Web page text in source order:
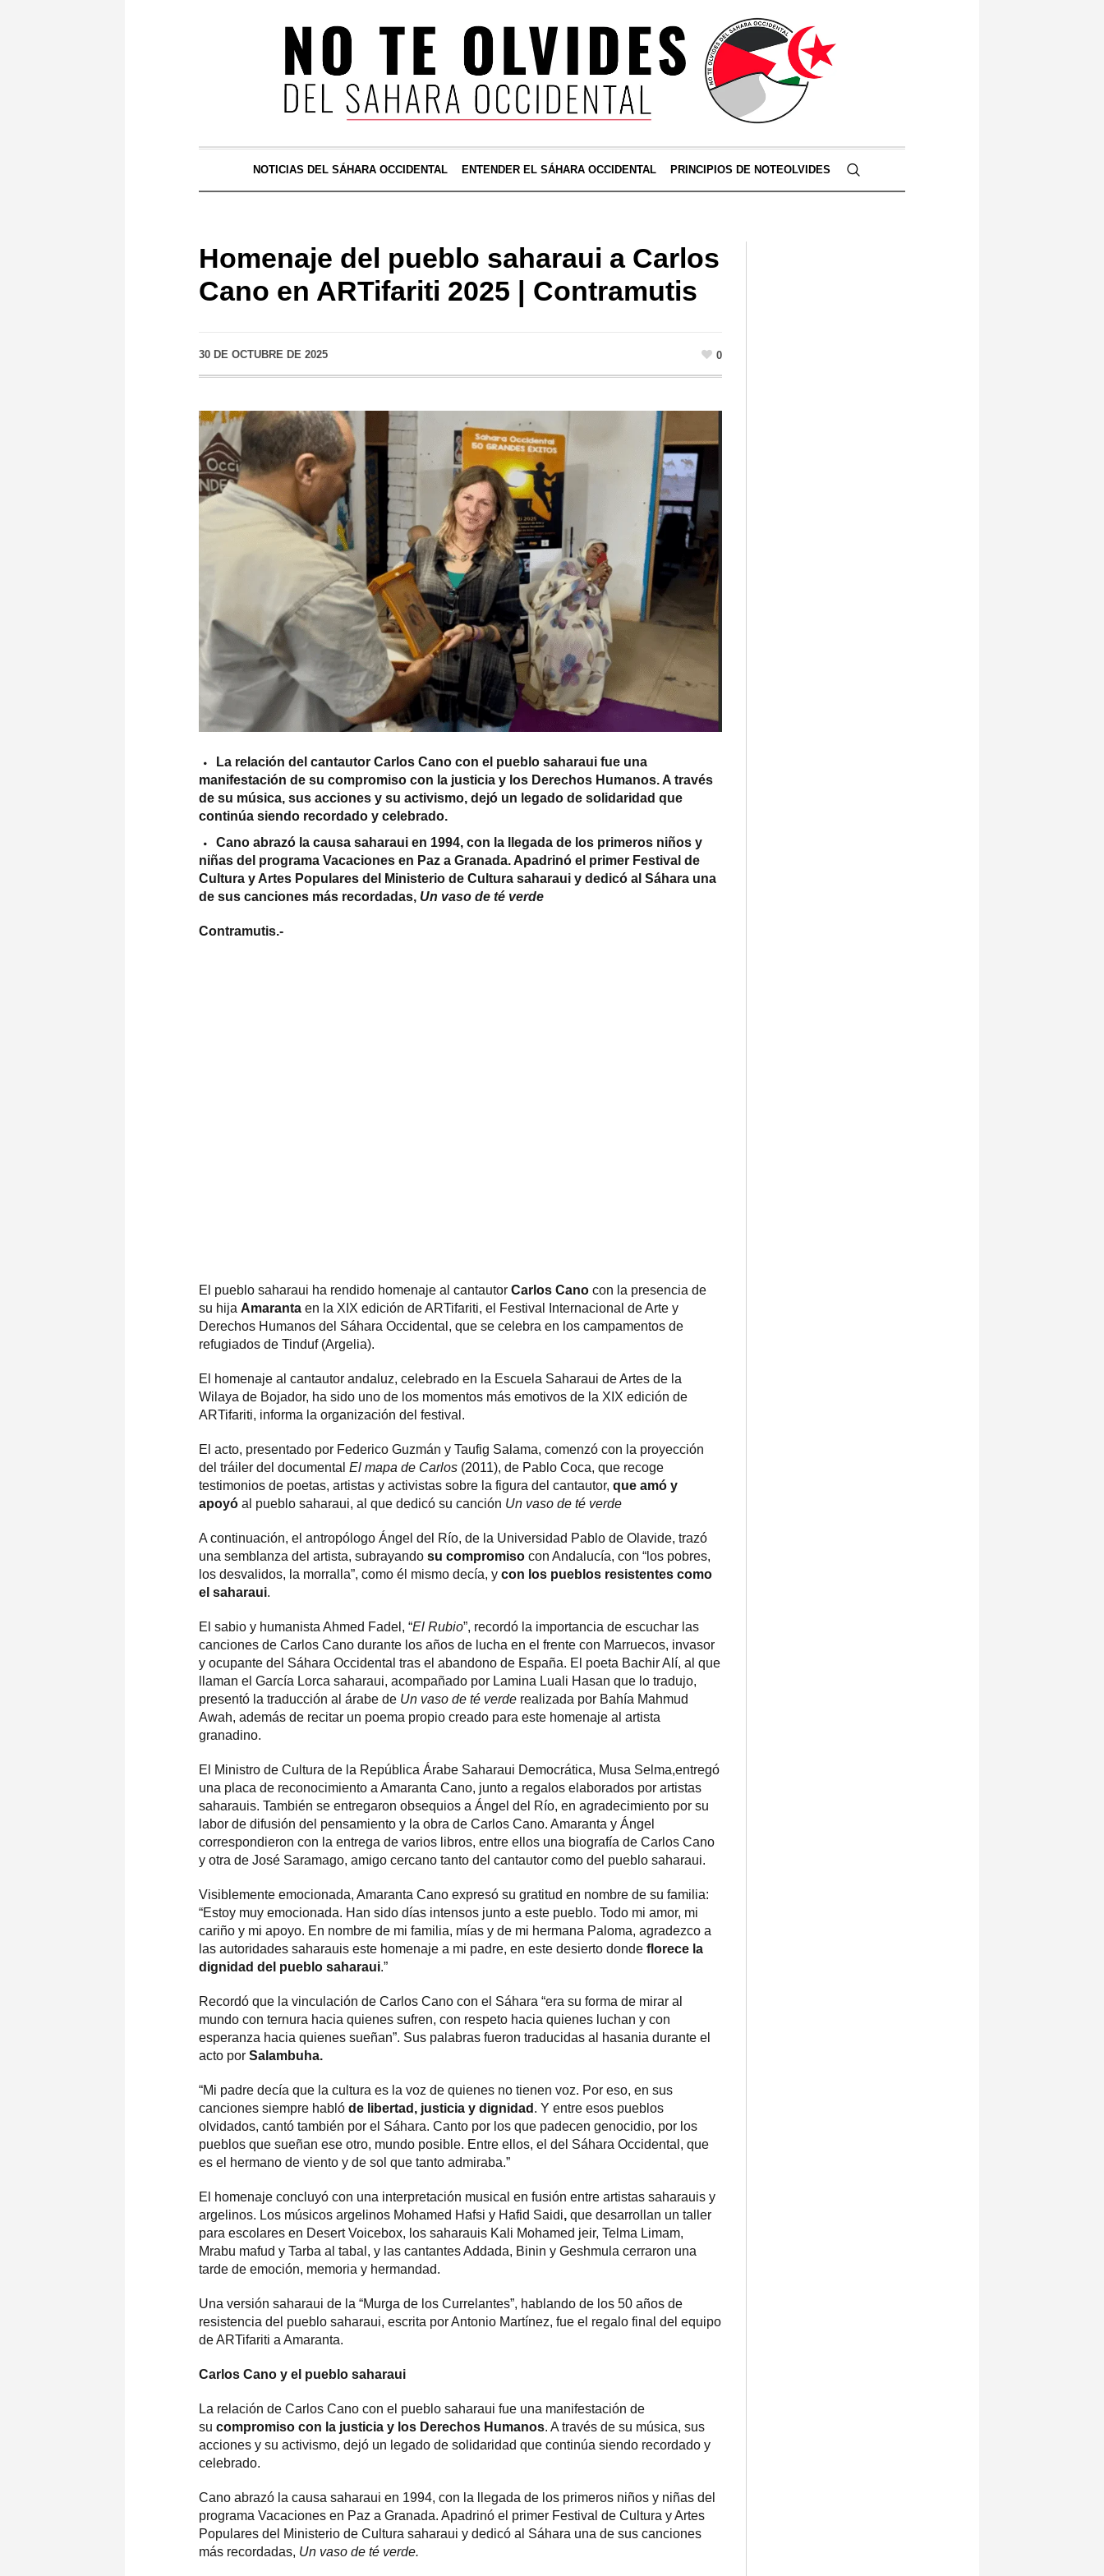
NOTICIAS DEL SÁHARA OCCIDENTAL ENTENDER EL SÁHARA OCCIDENTAL PRINCIPIOS DE NOTEOLVIDES
Homenaje del pueblo saharaui a Carlos
Cano en ARTifariti 2025 | Contramutis
30 DE OCTUBRE DE 2025 0
La relación del cantautor Carlos Cano con el pueblo saharaui fue una
manifestación de su compromiso con la justicia y los Derechos Humanos. A través
de su música, sus acciones y su activismo, dejó un legado de solidaridad que
continúa siendo recordado y celebrado.
Cano abrazó la causa saharaui en 1994, con la llegada de los primeros niños y
niñas del programa Vacaciones en Paz a Granada. Apadrinó el primer Festival de
Cultura y Artes Populares del Ministerio de Cultura saharaui y dedicó al Sáhara una
de sus canciones más recordadas, Un vaso de té verde
Contramutis.-
El pueblo saharaui ha rendido homenaje al cantautor Carlos Cano con la presencia de
su hija Amaranta en la XIX edición de ARTifariti, el Festival Internacional de Arte y
Derechos Humanos del Sáhara Occidental, que se celebra en los campamentos de
refugiados de Tinduf (Argelia).
El homenaje al cantautor andaluz, celebrado en la Escuela Saharaui de Artes de la
Wilaya de Bojador, ha sido uno de los momentos más emotivos de la XIX edición de
ARTifariti, informa la organización del festival.
El acto, presentado por Federico Guzmán y Taufig Salama, comenzó con la proyección
del tráiler del documental El mapa de Carlos (2011), de Pablo Coca, que recoge
testimonios de poetas, artistas y activistas sobre la figura del cantautor, que amó y
apoyó al pueblo saharaui, al que dedicó su canción Un vaso de té verde
A continuación, el antropólogo Ángel del Río, de la Universidad Pablo de Olavide, trazó
una semblanza del artista, subrayando su compromiso con Andalucía, con “los pobres,
los desvalidos, la morralla”, como él mismo decía, y con los pueblos resistentes como
el saharaui.
El sabio y humanista Ahmed Fadel, “El Rubio”, recordó la importancia de escuchar las
canciones de Carlos Cano durante los años de lucha en el frente con Marruecos, invasor
y ocupante del Sáhara Occidental tras el abandono de España. El poeta Bachir Alí, al que
llaman el García Lorca saharaui, acompañado por Lamina Luali Hasan que lo tradujo,
presentó la traducción al árabe de Un vaso de té verde realizada por Bahía Mahmud
Awah, además de recitar un poema propio creado para este homenaje al artista
granadino.
El Ministro de Cultura de la República Árabe Saharaui Democrática, Musa Selma,entregó
una placa de reconocimiento a Amaranta Cano, junto a regalos elaborados por artistas
saharauis. También se entregaron obsequios a Ángel del Río, en agradecimiento por su
labor de difusión del pensamiento y la obra de Carlos Cano. Amaranta y Ángel
correspondieron con la entrega de varios libros, entre ellos una biografía de Carlos Cano
y otra de José Saramago, amigo cercano tanto del cantautor como del pueblo saharaui.
Visiblemente emocionada, Amaranta Cano expresó su gratitud en nombre de su familia:
“Estoy muy emocionada. Han sido días intensos junto a este pueblo. Todo mi amor, mi
cariño y mi apoyo. En nombre de mi familia, mías y de mi hermana Paloma, agradezco a
las autoridades saharauis este homenaje a mi padre, en este desierto donde florece la
dignidad del pueblo saharaui.”
Recordó que la vinculación de Carlos Cano con el Sáhara “era su forma de mirar al
mundo con ternura hacia quienes sufren, con respeto hacia quienes luchan y con
esperanza hacia quienes sueñan”. Sus palabras fueron traducidas al hasania durante el
acto por Salambuha.
“Mi padre decía que la cultura es la voz de quienes no tienen voz. Por eso, en sus
canciones siempre habló de libertad, justicia y dignidad . Y entre esos pueblos
olvidados, cantó también por el Sáhara. Canto por los que padecen genocidio, por los
pueblos que sueñan ese otro, mundo posible. Entre ellos, el del Sáhara Occidental, que
es el hermano de viento y de sol que tanto admiraba.”
El homenaje concluyó con una interpretación musical en fusión entre artistas saharauis y
argelinos. Los músicos argelinos Mohamed Hafsi y Hafid Saidi, que desarrollan un taller
para escolares en Desert Voicebox, los saharauis Kali Mohamed jeir, Telma Limam,
Mrabu mafud y Tarba al tabal, y las cantantes Addada, Binin y Geshmula cerraron una
tarde de emoción, memoria y hermandad.
Una versión saharaui de la “Murga de los Currelantes”, hablando de los 50 años de
resistencia del pueblo saharaui, escrita por Antonio Martínez, fue el regalo final del equipo
de ARTifariti a Amaranta.
Carlos Cano y el pueblo saharaui
La relación de Carlos Cano con el pueblo saharaui fue una manifestación de
su compromiso con la justicia y los Derechos Humanos. A través de su música, sus
acciones y su activismo, dejó un legado de solidaridad que continúa siendo recordado y
celebrado.
Cano abrazó la causa saharaui en 1994, con la llegada de los primeros niños y niñas del
programa Vacaciones en Paz a Granada. Apadrinó el primer Festival de Cultura y Artes
Populares del Ministerio de Cultura saharaui y dedicó al Sáhara una de sus canciones
más recordadas, Un vaso de té verde.